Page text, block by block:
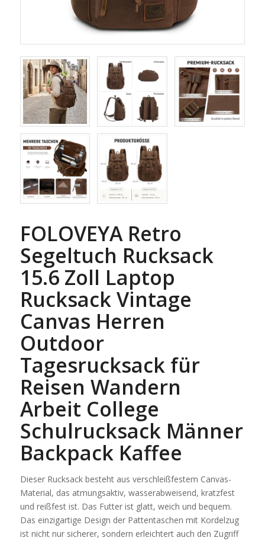
FOLOVEYA Retro
Segeltuch Rucksack
15.6 Zoll Laptop
Rucksack Vintage
Canvas Herren
Outdoor
Tagesrucksack für
Reisen Wandern
Arbeit College
Schulrucksack Männer
Backpack Kaffee
Dieser Rucksack besteht aus verschleißfestem Canvas-
Material, das atmungsaktiv, wasserabweisend, kratzfest
und reißfest ist. Das Futter ist glatt, weich und bequem.
Das einzigartige Design der Pattentaschen mit Kordelzug
ist nicht nur sicherer, sondern erleichtert auch den Zugriff